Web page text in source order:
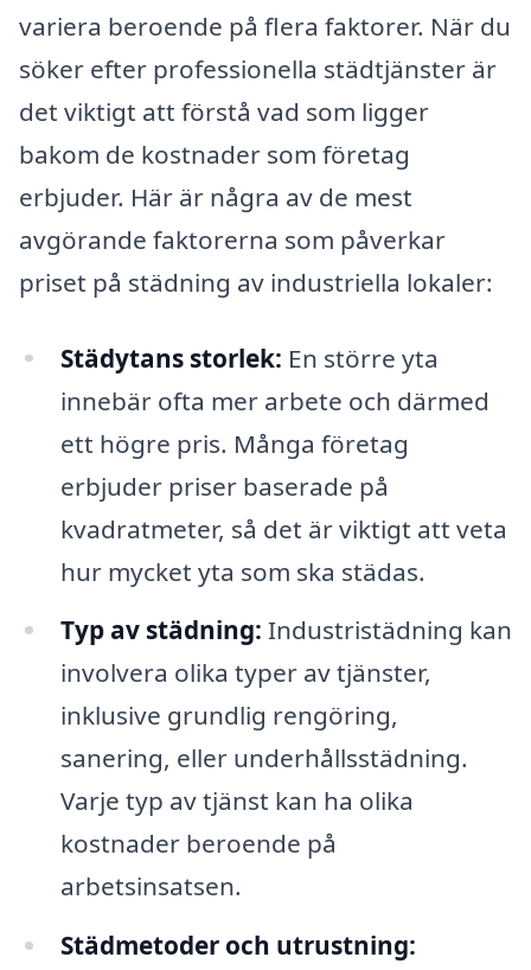
variera beroende på flera faktorer. När du
söker efter professionella städtjänster är
det viktigt att förstå vad som ligger
bakom de kostnader som företag
erbjuder. Här är några av de mest
avgörande faktorerna som påverkar
priset på städning av industriella lokaler:
Städytans storlek: En större yta
innebär ofta mer arbete och därmed
ett högre pris. Många företag
erbjuder priser baserade på
kvadratmeter, så det är viktigt att veta
hur mycket yta som ska städas.
Typ av städning: Industristädning kan
involvera olika typer av tjänster,
inklusive grundlig rengöring,
sanering, eller underhållsstädning.
Varje typ av tjänst kan ha olika
kostnader beroende på
arbetsinsatsen.
Städmetoder och utrustning: